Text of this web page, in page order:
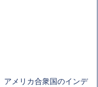
メリカ合衆国のインデ